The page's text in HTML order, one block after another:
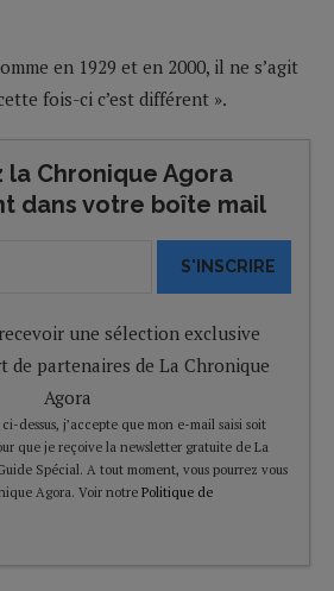
en 1929 et en 2000, il ne s’agit
fois-ci c’est différent ».
la Chronique Agora
dans votre boîte mail
S'INSCRIRE
une sélection exclusive
de partenaires de La Chronique
Agora
dessus, j’accepte que mon e-mail saisi soit
que je reçoive la newsletter gratuite de La
Spécial. A tout moment, vous pourrez vous
Agora. Voir notre Politique de